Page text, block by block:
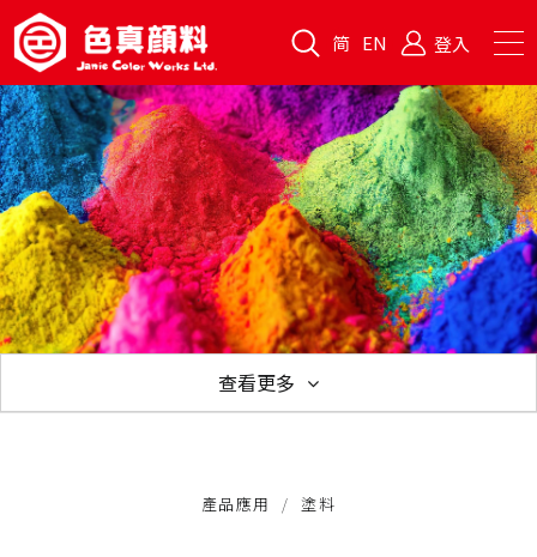
简 EN 登入
查看更多
產品應用 塗料